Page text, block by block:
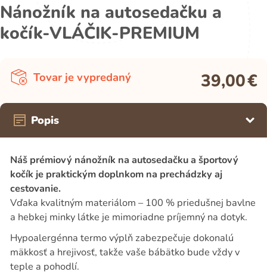
Nánožník na autosedačku a
kočík-VLÁČIK-PREMIUM
Tovar je vypredaný 39,00€
Popis
Náš prémiový nánožník na autosedačku a športový
kočík je praktickým doplnkom na prechádzky aj
cestovanie.
Vďaka kvalitným materiálom – 100 % priedušnej bavlne
a hebkej minkylátke je mimoriadne príjemný na dotyk.
Hypoalergénna termo výplň zabezpečuje dokonalú
mäkkosť a hrejivosť, takže vaše bábätko bude vždy v
teple a pohodlí.